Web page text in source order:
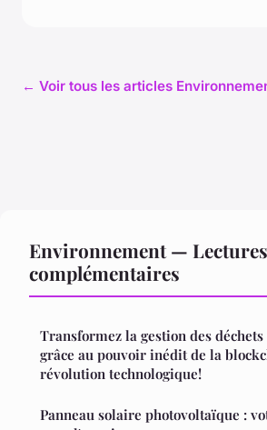
← Voir tous les articles
Environnement — Lectures
complémentaires
Transformez la gestion des
grâce au pouvoir inédit de la
révolution technologique!
Panneau solaire photovoltaïque :